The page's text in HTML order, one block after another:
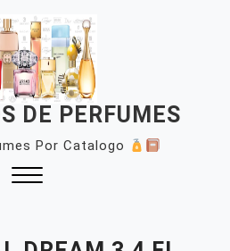
DE PERFUMES
Por Catalogo